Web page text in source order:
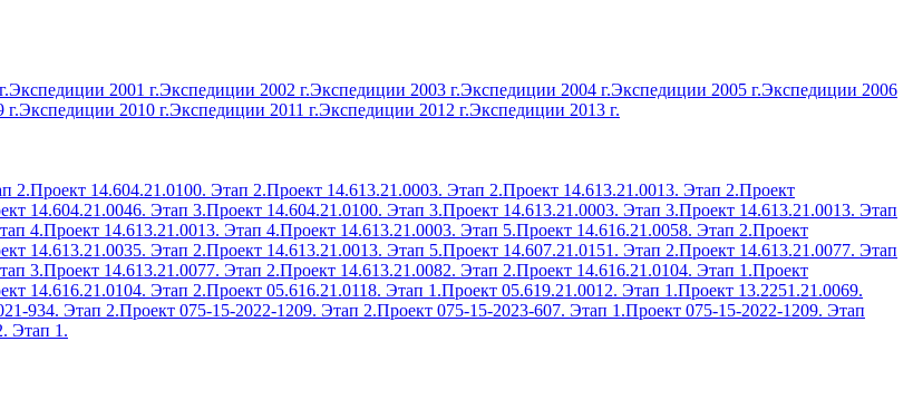
Экспедиции 2001 г.Экспедиции 2002 г.Экспедиции 2003 г.Экспедиции 2004 г.Экспедиции 2005 г.Экспедиции 2006
г.Экспедиции 2010 г.Экспедиции 2011 г.Экспедиции 2012 г.Экспедиции 2013 г.
2.Проект 14.604.21.0100. Этап 2.Проект 14.613.21.0003. Этап 2.Проект 14.613.21.0013. Этап 2.Проект
14.604.21.0046. Этап 3.Проект 14.604.21.0100. Этап 3.Проект 14.613.21.0003. Этап 3.Проект 14.613.21.0013. Этап
4.Проект 14.613.21.0013. Этап 4.Проект 14.613.21.0003. Этап 5.Проект 14.616.21.0058. Этап 2.Проект
14.613.21.0035. Этап 2.Проект 14.613.21.0013. Этап 5.Проект 14.607.21.0151. Этап 2.Проект 14.613.21.0077. Этап
3.Проект 14.613.21.0077. Этап 2.Проект 14.613.21.0082. Этап 2.Проект 14.616.21.0104. Этап 1.Проект
14.616.21.0104. Этап 2.Проект 05.616.21.0118. Этап 1.Проект 05.619.21.0012. Этап 1.Проект 13.2251.21.0069.
934. Этап 2.Проект 075-15-2022-1209. Этап 2.Проект 075-15-2023-607. Этап 1.Проект 075-15-2022-1209. Этап
Этап 1.